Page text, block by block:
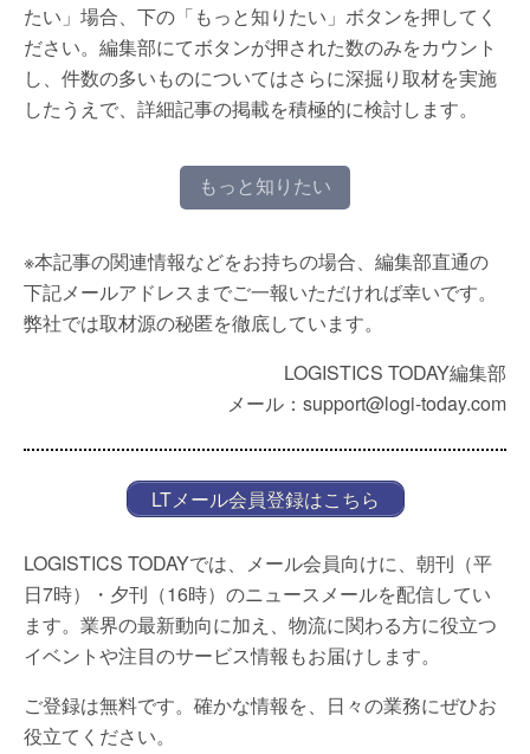
たい」場合、下の「もっと知りたい」ボタンを押してく
ださい。編集部にてボタンが押された数のみをカウント
し、件数の多いものについてはさらに深掘り取材を実施
したうえで、詳細記事の掲載を積極的に検討します。
もっと知りたい
※本記事の関連情報などをお持ちの場合、編集部直通の
下記メールアドレスまでご一報いただければ幸いです。
弊社では取材源の秘匿を徹底しています。
LOGISTICS TODAY編集部
メール：support@logi-today.com
LTメール会員登録はこちら
LOGISTICS TODAYでは、メール会員向けに、朝刊（平
日7時）・夕刊（16時）のニュースメールを配信してい
ます。業界の最新動向に加え、物流に関わる方に役立つ
イベントや注目のサービス情報もお届けします。
ご登録は無料です。確かな情報を、日々の業務にぜひお
役立てください。